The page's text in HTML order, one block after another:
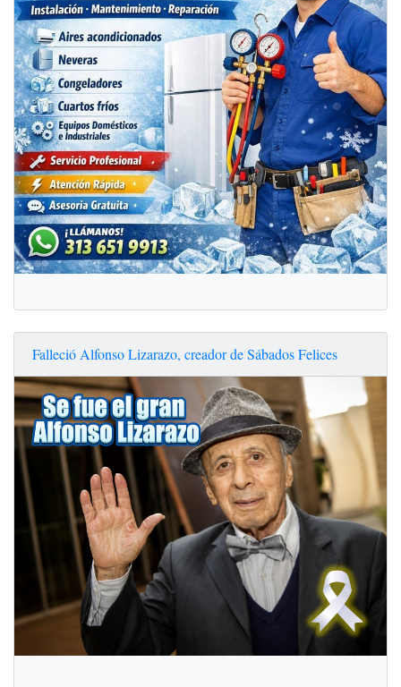
Falleció Alfonso Lizarazo, creador de Sábados Felices